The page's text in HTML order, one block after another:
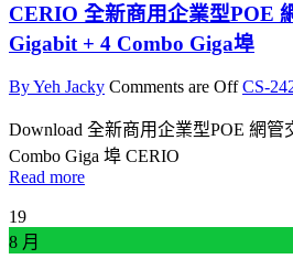
CERIO 全新商用企業型POE
Gigabit + 4 Combo Giga埠
By Yeh Jacky Comments are Off CS-
Download 全新商用企業型POE 網管
Combo Giga 埠 CERIO
Read more
19
8 月